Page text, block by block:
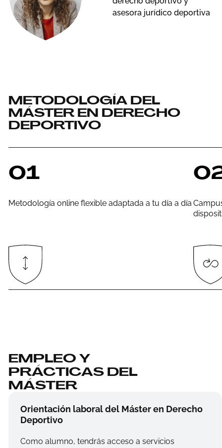
asesora jurídico deportiva
METODOLOGÍA DEL
MÁSTER EN DERECHO
DEPORTIVO
01
Metodología online flexible adaptada a tu día a día
EMPLEO Y
PRÁCTICAS DEL
MÁSTER
Orientación laboral del Máster en Derecho
Deportivo
Como alumno, tendrás acceso a servicios